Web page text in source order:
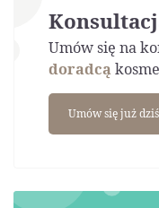
Umów się na
doradcą
Umów się już